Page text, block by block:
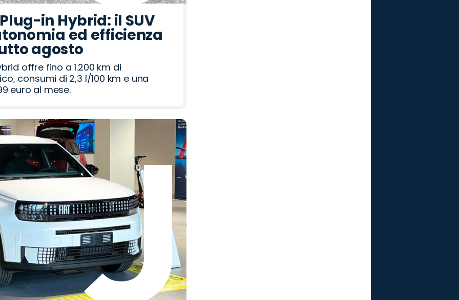
in Hybrid: il SUV
ed efficienza
agosto
offre fino a 1.200 km di
consumi di 2,3 l/100 km e una
euro al mese.